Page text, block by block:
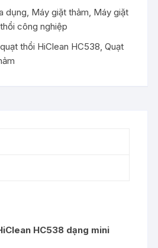
dụng, Máy giặt thảm, Máy giặt
công nghiệp
quạt thổi HiClean HC538,Quạt
HC538 dạng mini